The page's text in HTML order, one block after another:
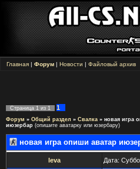
Главная | Форум | Новости | Файловый архив
Страница 1 из 1 1
Форум » Общий раздел » Свалка » новая игра
июзербар (опишите аватарку или юзербару)
новая игра опиши аватар
leva Дата: